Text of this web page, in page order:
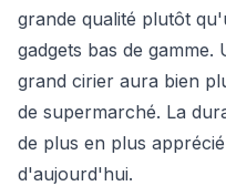
grande qualité plutôt
gadgets bas de
grand cirier aura bien
de supermarché. La
de plus en plus
d'aujourd'hui.